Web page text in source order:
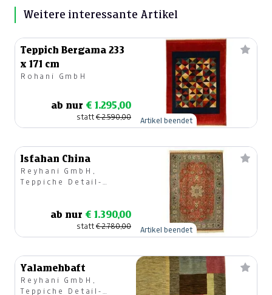
Weitere interessante Artikel
Teppich Bergama 233
x 171 cm
Rohani GmbH
ab nur € 1.295,00
statt€ 2.590,00 Artikel beendet
Isfahan China
Reyhani GmbH,
Teppiche Detail-
ab nur € 1.390,00
statt€ 2.780,00 Artikel beendet
Yalamehbaft
Reyhani GmbH,
Teppiche Detail-